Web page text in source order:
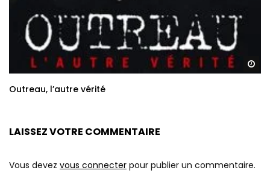
Outreau, l’autre vérité
LAISSEZ VOTRE COMMENTAIRE
Vous devez vous connecter pour publier un commentaire.